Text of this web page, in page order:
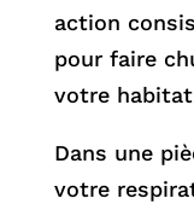
action
pour faire
votre
Dans une
votre